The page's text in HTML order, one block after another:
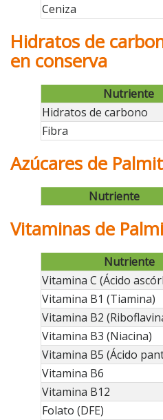
Ceniza
Hidratos de
en conserva
Nutriente
Hidratos de carbono
Fibra
Azúcares de
Nutriente
Vitaminas de
Nutriente
Vitamina C (Ácido
Vitamina B1 (Tiamina)
Vitamina B2
Vitamina B3 (Niacina)
Vitamina B5 (Ácido
Vitamina B6
Vitamina B12
Folato (DFE)